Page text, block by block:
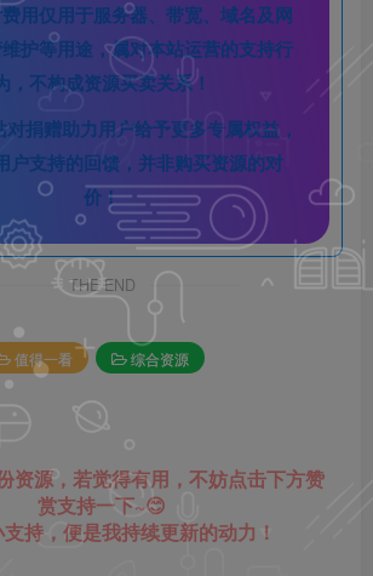
用仅用于服务器、带宽、域名及网
护等用途，属对本站运营的支持行
，不构成资源买卖关系！
对捐赠助力用户给予更多专属权益，
户支持的回馈，并非购买资源的对
价！
THE END
值得一看
综合资源
资源，若觉得有用，不妨点击下方赞
赏支持一下~😊
持，便是我持续更新的动力！